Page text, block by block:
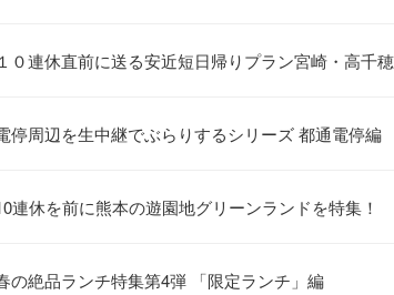
０連休直前に送る安近短日帰りプラン宮崎・高千穂
停周辺を生中継でぶらりするシリーズ 都通電停編
連休を前に熊本の遊園地グリーンランドを特集！
の絶品ランチ特集第4弾 「限定ランチ」編